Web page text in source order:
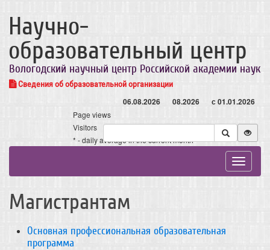
Научно-
образовательный центр
Вологодский научный центр Российской академии наук
Сведения об образовательной организации
06.08.2026 08.2026 с 01.01.2026
Page views
Visitors
* - daily average in the current month
Toggle
Магистрантам
Основная профессиональная образовательная
программа